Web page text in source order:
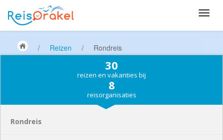
/ Reizen / Rondreis
30
reizen en vakanties bij
8
reisorganisaties
Rondreis